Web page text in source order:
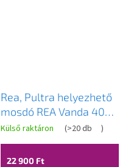
Rea, Pultra helyezhető
mosdó REA Vanda 40
Mini, REA-U3536
Külső raktáron (>20 db )
22 900 Ft